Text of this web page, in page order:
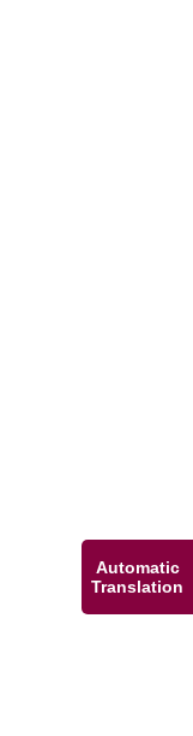
Automatic
Translation